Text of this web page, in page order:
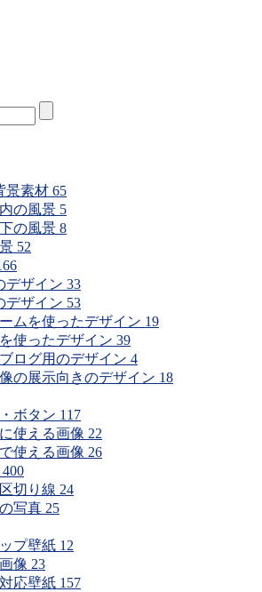
景素材 65
の風景 5
の風景 8
52
デザイン 33
デザイン 53
ムを使ったデザイン 19
使ったデザイン 39
ログ用のデザイン 4
の展示向きのデザイン 18
ボタン 117
使える画像 22
使える画像 26
400
切り線 24
写真 25
プ壁紙 12
像 23
応壁紙 157